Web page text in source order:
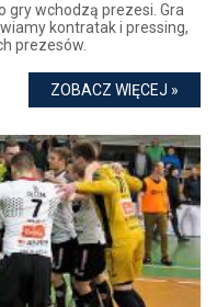
gry wchodzą prezesi. Gra
kontratak i pressing,
prezesów.
ZOBACZ WIĘCEJ »